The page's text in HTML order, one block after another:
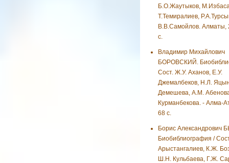
Б.О.Жаутыков,
Т.Темиралиев,
В.В.Самойлов. Алматы,
с.
Владимир Михайлович
БОРОВСКИЙ.
Сост. Ж.У. Аханов, Е.У.
Джемалбеков, Н.Л.
Демешева, А.М.
Курманбекова. - Алма-
68 с.
Борис Александрович
Биобиблиография /
Арыстангалиев, К.Ж.
Ш.Н. Кульбаева, Г.Ж.